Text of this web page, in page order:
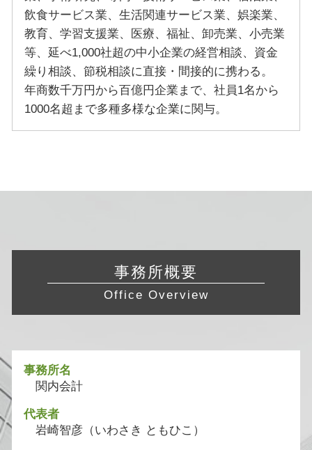
飲食サービス業、生活関連サービス業、娯楽業、
教育、学習支援業、医療、福祉、卸売業、小売業
等、延べ1,000社超の中小企業の経営相談、資金
繰り相談、節税相談に直接・間接的に携わる。
年商数千万円から百億円企業まで、社員1名から
1000名超まで多種多様な企業に関与。
事務所概要
Office Overview
事務所名
関内会計
代表者
岩崎智彦（いわさき ともひこ）